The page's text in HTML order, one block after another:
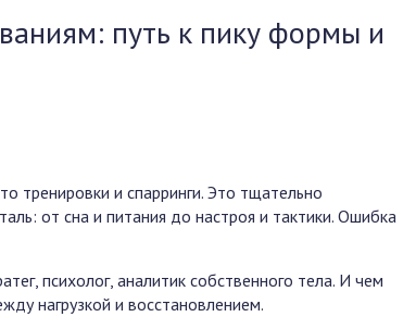
путь к пику формы и
тренировки и спарринги. Это тщательно
от сна и питания до настроя и тактики. Ошибка
психолог, аналитик собственного тела. И чем
нагрузкой и восстановлением.